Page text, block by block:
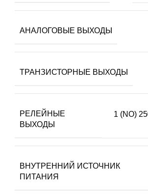
АНАЛОГОВЫЕ ВЫХОДЫ
ТРАНЗИСТОРНЫЕ ВЫХОДЫ
РЕЛЕЙНЫЕ
ВЫХОДЫ
1 (NO)
ВНУТРЕННИЙ ИСТОЧНИК
ПИТАНИЯ